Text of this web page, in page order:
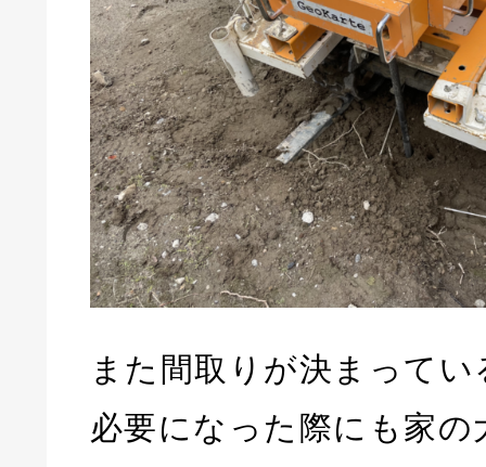
また間取りが決まって
必要になった際にも家の